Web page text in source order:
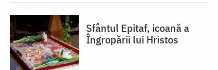
Sfântul Epitaf, icoană a
Îngropării lui Hristos